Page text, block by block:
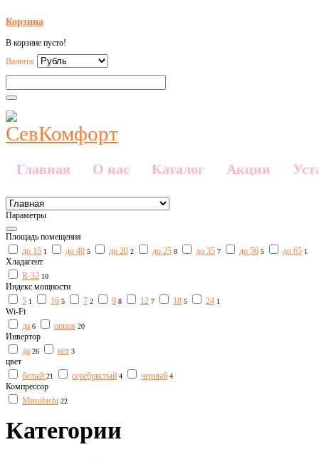
Корзина
В корзине пусто!
Валюта:
Главная О нас Каталог Акции
Параметры
Площадь помещения
до 15 1 до 40 5 до 20 2 до 25 8 до 35 7 до 50 5 до 65 1
Хладагент
R-32 10
Индекс мощности
5 1 16 5 7 2 9 8 12 7 18 5 24 1
Wi-Fi
да 6 опция 20
Инвертор
да 26 нет 3
цвет
белый 21 серебристый 4 черный 4
Компрессор
Mitsubishi 22
Категории